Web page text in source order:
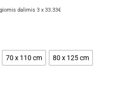
dalimis 3 x 33.33€
70 x 110 cm 80 x 125 cm